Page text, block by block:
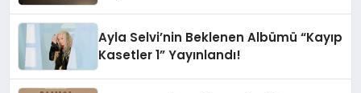
Ayla Selvi’nin Beklenen Albümü “Kayıp
Kasetler 1” Yayınlandı!